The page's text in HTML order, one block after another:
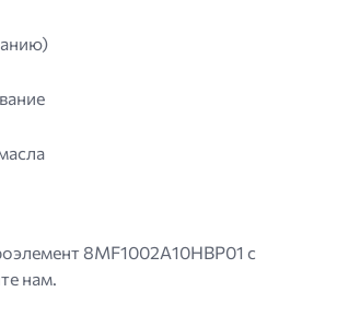
8MF1002A10HBP01 с
нам.